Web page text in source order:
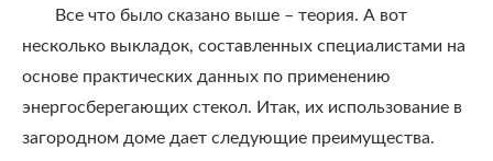
Все что было сказано выше – теория. А вот
несколько выкладок, составленных специалистами на
основе практических данных по применению
энергосберегающих стекол. Итак, их использование в
загородном доме дает следующие преимущества.